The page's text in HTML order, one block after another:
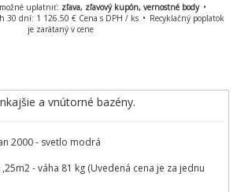
uplatniť: zľava, zľavový kupón, vernostné body
30 dní: 1 126.50 € Cena s DPH / ks
Recyklačný poplatok
je zarátaný v cene
a vnútorné bazény.
2000 - svetlo modrá
- váha 81 kg (Uvedená cena je za jednu